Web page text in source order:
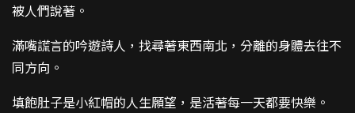
被人們說著。
滿嘴謊言的吟遊詩人，找尋著東西南北，分離的身體去往不
同方向。
填飽肚子是小紅帽的人生願望，是活著每一天都要快樂。